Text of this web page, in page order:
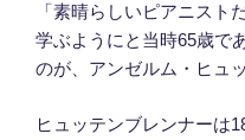
「素晴らしいピアニスト
学ぶようにと当時65歳で
のが、 アンゼルム・ヒュ
ヒュッテンブレンナーは